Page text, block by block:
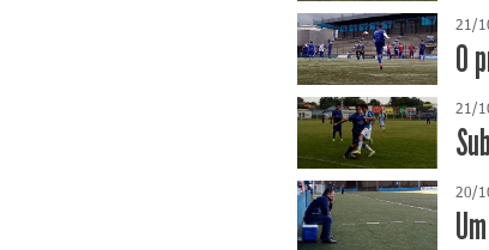
21/
O
21/
20/